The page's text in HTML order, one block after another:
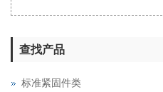
查找产品
标准紧固件类